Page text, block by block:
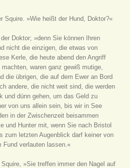
Squire. »Wie heißt der Hund, Doktor?«
Doktor; »denn Sie können Ihren
nicht die einzigen, die etwas von
Kerle, die heute abend den Angriff
machten, waren ganz gewiß mutige,
die übrigen, die auf dem Ewer an Bord
andere, die nicht weit sind, die werden
und dünn gehen, um das Geld zu
von uns allein sein, bis wir in See
in der Zwischenzeit beisammen
und Hunter mit, wenn Sie nach Bristol
zum letzten Augenblick darf keiner von
Fund verlauten lassen.«
»Sie treffen immer den Nagel auf